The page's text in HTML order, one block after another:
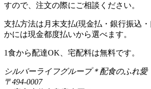
すので、注文の際にご相談ください。
支払方法は月末支払(現金払・銀行振込
かには現金都度払いから選べます。
1食から配達OK、宅配料は無料です。
シルバーライフグループ＊配食のふれ愛
〒494-0007